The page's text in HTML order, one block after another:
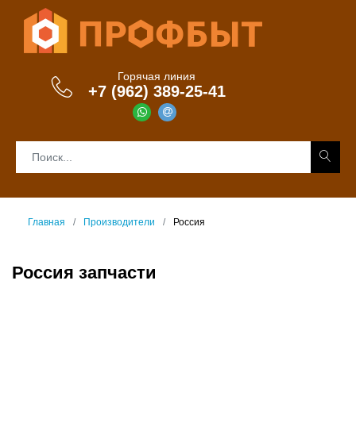
Горячая линия
+7 (962) 389-25-41
Главная Производители Россия
Россия запчасти